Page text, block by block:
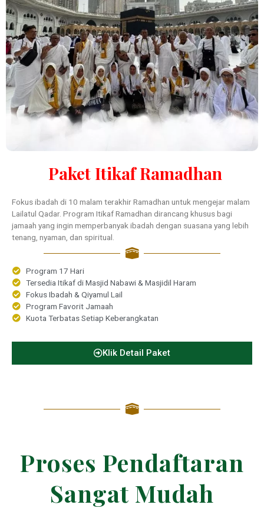
Paket Itikaf Ramadhan
Fokus ibadah di 10 malam terakhir Ramadhan untuk mengejar malam
Lailatul Qadar. Program Itikaf Ramadhan dirancang khusus bagi
jamaah yang ingin memperbanyak ibadah dengan suasana yang lebih
tenang, nyaman, dan spiritual.
Program 17 Hari
Tersedia Itikaf di Masjid Nabawi & Masjidil Haram
Fokus Ibadah & Qiyamul Lail
Program Favorit Jamaah
Kuota Terbatas Setiap Keberangkatan
Klik Detail Paket
Proses Pendaftaran
Sangat Mudah